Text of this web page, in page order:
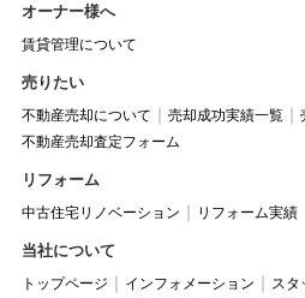
オーナー様へ
賃貸管理について
売りたい
不動産売却について 売却成功実績一覧
不動産売却査定フォーム
リフォーム
中古住宅リノベーション リフォーム実績
当社について
トップページ インフォメーション スタ